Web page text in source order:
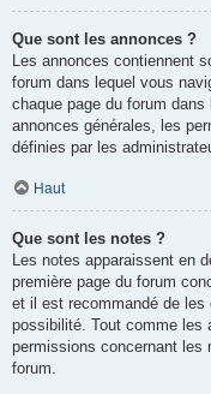
Que sont les annonces ?
Les annonces contiennent
forum dans lequel vous
chaque page du forum
annonces générales, les
définies par les
Haut
Que sont les notes ?
Les notes apparaissent en
première page du forum
et il est recommandé de
possibilité. Tout comme les
permissions concernant les
forum.